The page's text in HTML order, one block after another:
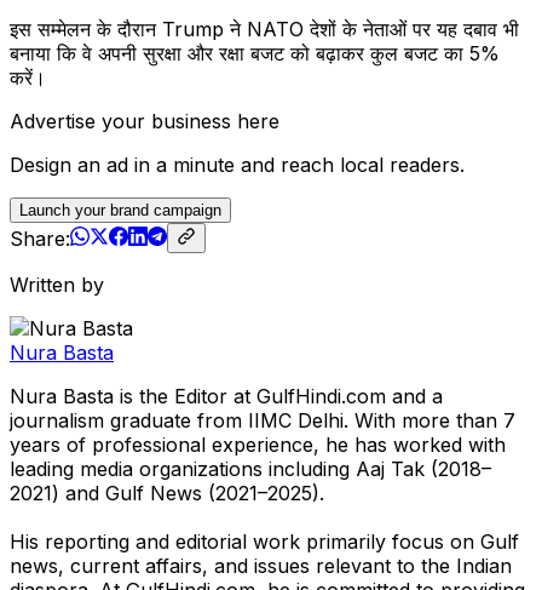
इस सम्मेलन के दौरान Trump ने NATO देशों के नेताओं पर यह दबाव भी
बनाया कि वे अपनी सुरक्षा और रक्षा बजट को बढ़ाकर कुल बजट का 5%
करें।
Advertise your business here
Design an ad in a minute and reach local readers.
Launch your brand campaign
Share:
Written by
Nura Basta
Nura Basta is the Editor at GulfHindi.com and a
journalism graduate from IIMC Delhi. With more than 7
years of professional experience, he has worked with
leading media organizations including Aaj Tak (2018–
2021) and Gulf News (2021–2025).
His reporting and editorial work primarily focus on Gulf
news, current affairs, and issues relevant to the Indian